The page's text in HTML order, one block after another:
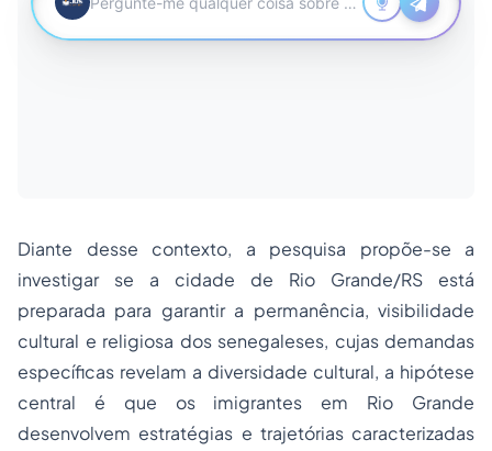
Diante desse contexto, a pesquisa propõe-se a
investigar se a cidade de Rio Grande/RS está
preparada para garantir a permanência, visibilidade
cultural e religiosa dos senegaleses, cujas demandas
específicas revelam a diversidade cultural, a hipótese
central é que os imigrantes em Rio Grande
desenvolvem estratégias e trajetórias caracterizadas